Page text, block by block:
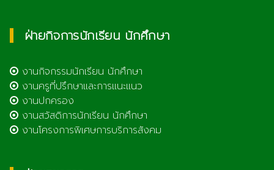
ฝ่ายกิจการนักเรียน นักศึกษา
งานกิจกรรมนักเรียน นักศึกษา
งานครูที่ปรึกษาและการแนะแนว
งานปกครอง
งานสวัสดิการนักเรียน นักศึกษา
งานโครงการพิเศษการบริการสังคม